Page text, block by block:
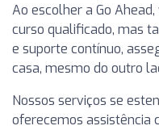
Ao escolher a Go
curso qualificado, mas
e suporte contínuo,
casa, mesmo do outro
Nossos serviços se
oferecemos assistência